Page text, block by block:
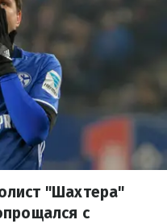
"Шахтера"
с